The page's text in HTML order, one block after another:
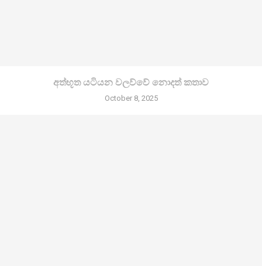
අත්භූත යටියන වලව්වේ නොදත් කතාව
October 8, 2025